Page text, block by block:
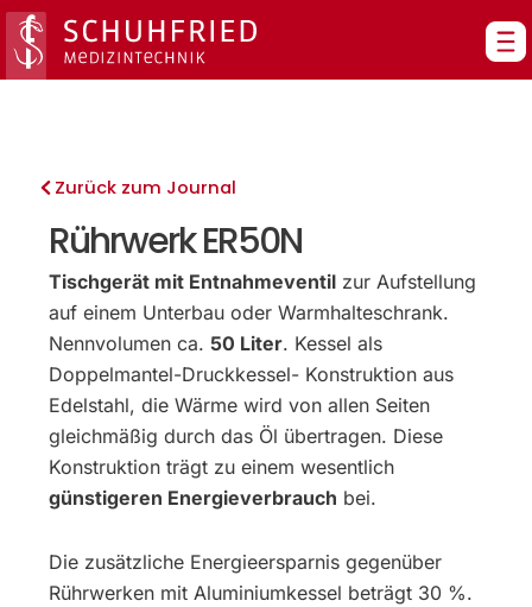
Zum
Inhalt
springen
Zurück zum Journal
Rührwerk ER50N
Tischgerät mit Entnahmeventil zur Aufstellung
auf einem Unterbau oder Warmhalteschrank.
Nennvolumen ca.50 Liter. Kessel als
Doppelmantel-Druckkessel- Konstruktion aus
Edelstahl, die Wärme wird von allen Seiten
gleichmäßig durch das Öl übertragen. Diese
Konstruktion trägt zu einem wesentlich
günstigeren Energieverbrauch bei.
Die zusätzliche Energieersparnis gegenüber
Rührwerken mit Aluminiumkessel beträgt 30 %.